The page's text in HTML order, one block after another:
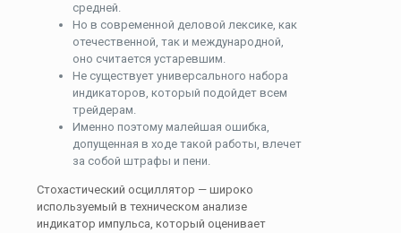
средней.
Но в современной деловой лексике, как
отечественной, так и международной,
оно считается устаревшим.
Не существует универсального набора
индикаторов, который подойдет всем
трейдерам.
Именно поэтому малейшая ошибка,
допущенная в ходе такой работы, влечет
за собой штрафы и пени.
Стохастический осциллятор — широко
используемый в техническом анализе
индикатор импульса, который оценивает